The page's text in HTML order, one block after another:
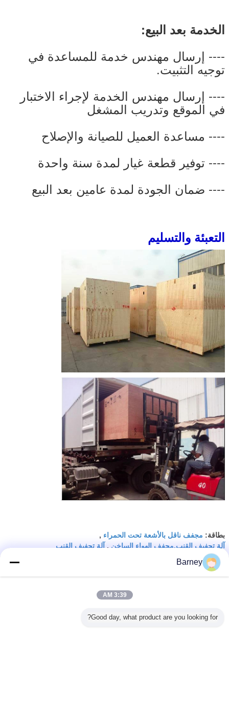
الخدمة بعد البيع:
---- إرسال مهندس خدمة للمساعدة في
توجيه التثبيت.
---- إرسال مهندس الخدمة لإجراء الاختبار
في الموقع وتدريب المشغل
---- مساعدة العميل للصيانة والإصلاح
---- توفير قطعة غيار لمدة سنة واحدة
---- ضمان الجودة لمدة عامين بعد البيع
التعبئة والتسليم
بطاقة: مجفف ناقل بالأشعة تحت الحمراء ,
آلة تجفيف القنب,مجفف الهواء الساخن,آلة تجفيف القنب
تجفيف ناقل سلسلة DWF
Barney
3:39 AM
Good day, what product are you looking for?